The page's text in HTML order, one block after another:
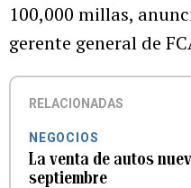
100,000 millas,
gerente general de
RELACIONADAS
NEGOCIOS
La venta de autos
septiembre